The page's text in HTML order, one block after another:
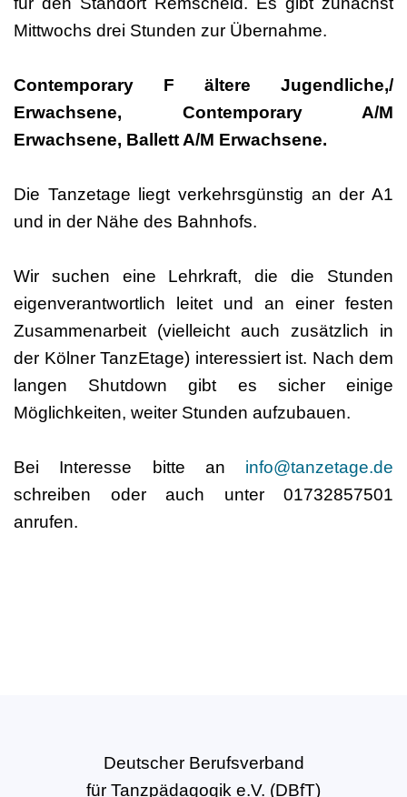
Mittwochs drei Stunden zur Übernahme.
Contemporary F ältere Jugendliche,/
Erwachsene, Contemporary A/M
Erwachsene, Ballett A/M Erwachsene.
Die Tanzetage liegt verkehrsgünstig an der A1
und in der Nähe des Bahnhofs.
Wir suchen eine Lehrkraft, die die Stunden
eigenverantwortlich leitet und an einer festen
Zusammenarbeit (vielleicht auch zusätzlich in
der Kölner TanzEtage) interessiert ist. Nach dem
langen Shutdown gibt es sicher einige
Möglichkeiten, weiter Stunden aufzubauen.
Bei Interesse bitte an info@tanzetage.de
schreiben oder auch unter 01732857501
anrufen.
Deutscher Berufsverband
für Tanzpädagogik e.V. (DBfT)